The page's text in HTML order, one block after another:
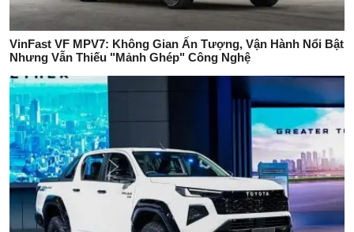
VinFast VF MPV7: Không Gian Ấn Tượng, Vận Hành Nổi Bật
Nhưng Vẫn Thiếu "Mảnh Ghép" Công Nghệ